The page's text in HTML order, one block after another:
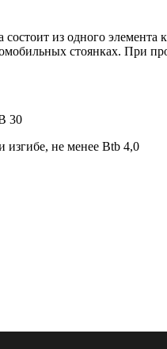
состоит из одного
стоянках. При
30
изгибе, не менее Вtb 4,0